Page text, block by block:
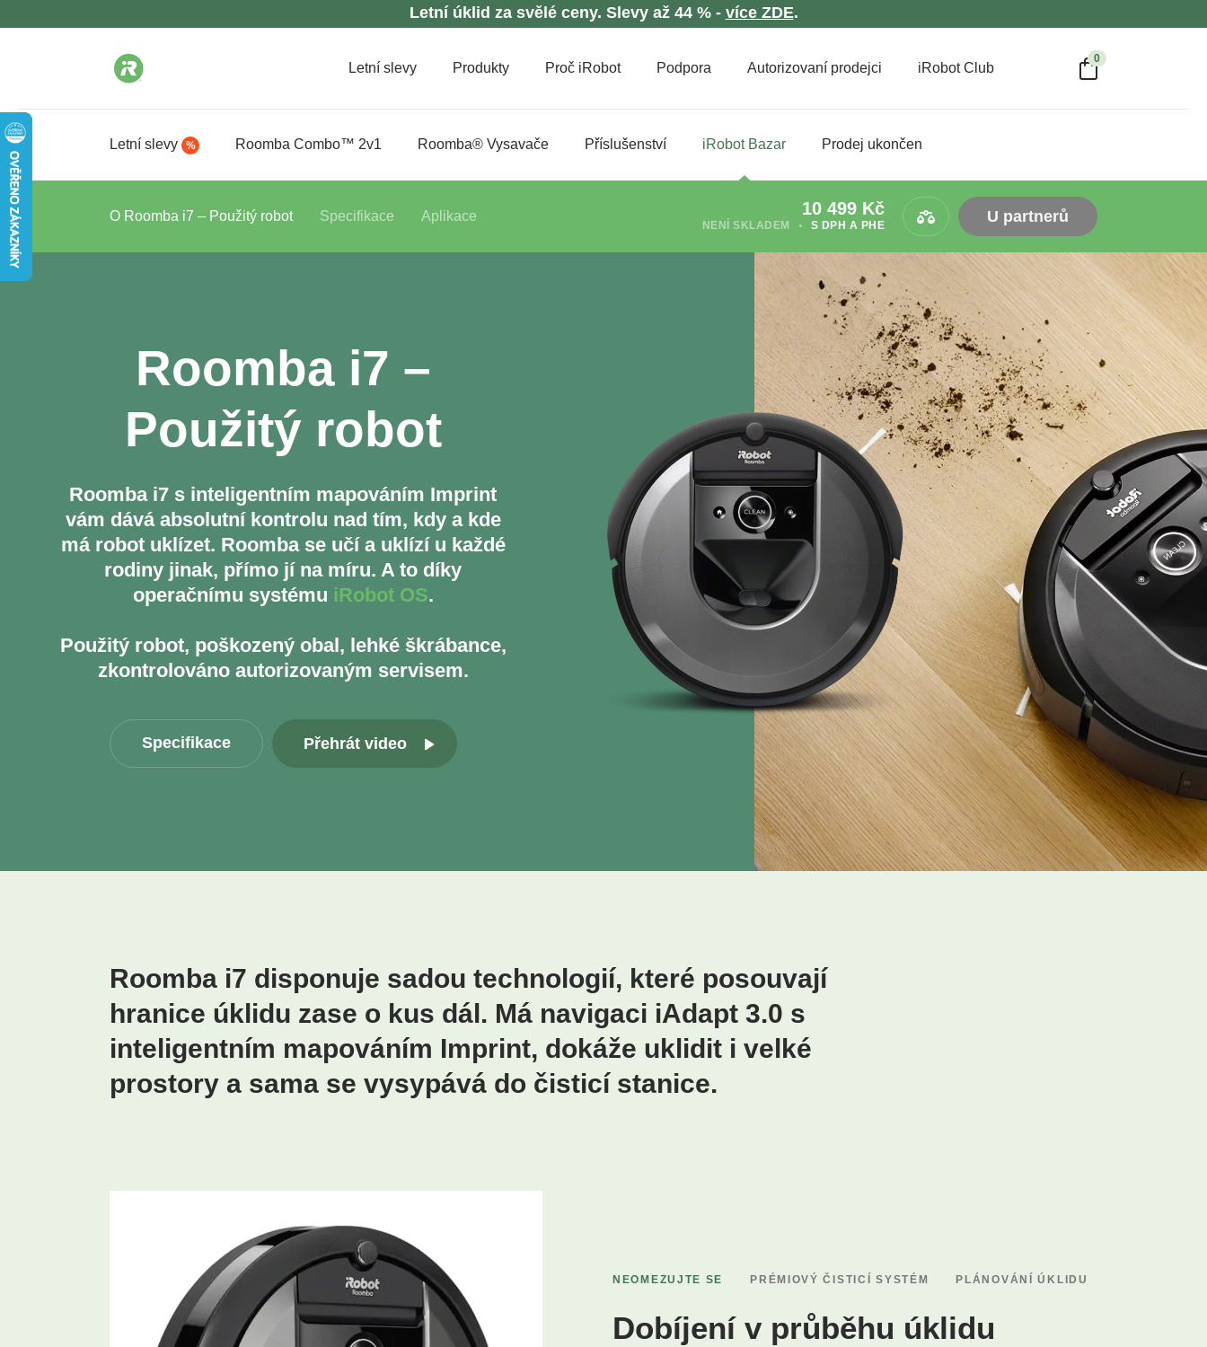
Letní úklid za svělé ceny. Slevy až 44 % - více ZDE.
Letní slevy Produkty Proč iRobot Podpora Autorizovaní prodejci iRobot Club
0
Letní slevy % Roomba Combo™ 2v1 Roomba® Vysavače Příslušenství iRobot Bazar Prodej ukončen
O Roomba i7 – Použitý robot Specifikace Aplikace 10 499 Kč
S DPH A PHE
NENÍ SKLADEM U partnerů
Roomba i7 –
Použitý robot
Roomba i7 s inteligentním mapováním Imprint
vám dává absolutní kontrolu nad tím, kdy a kde
má robot uklízet. Roomba se učí a uklízí u každé
rodiny jinak, přímo jí na míru. A to díky
operačnímu systému iRobot OS.
Použitý robot, poškozený obal, lehké škrábance,
zkontrolováno autorizovaným servisem.
Specifikace Přehrát video
Roomba i7 disponuje sadou technologií, které posouvají
hranice úklidu zase o kus dál. Má navigaci iAdapt 3.0 s
inteligentním mapováním Imprint, dokáže uklidit i velké
prostory a sama se vysypává do čisticí stanice.
NEOMEZUJTE SE PRÉMIOVÝ ČISTICÍ SYSTÉM PLÁNOVÁNÍ ÚKLIDU
Dobíjení v průběhu úklidu